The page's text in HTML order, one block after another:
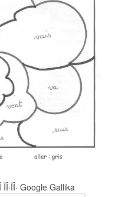
Google Gallika